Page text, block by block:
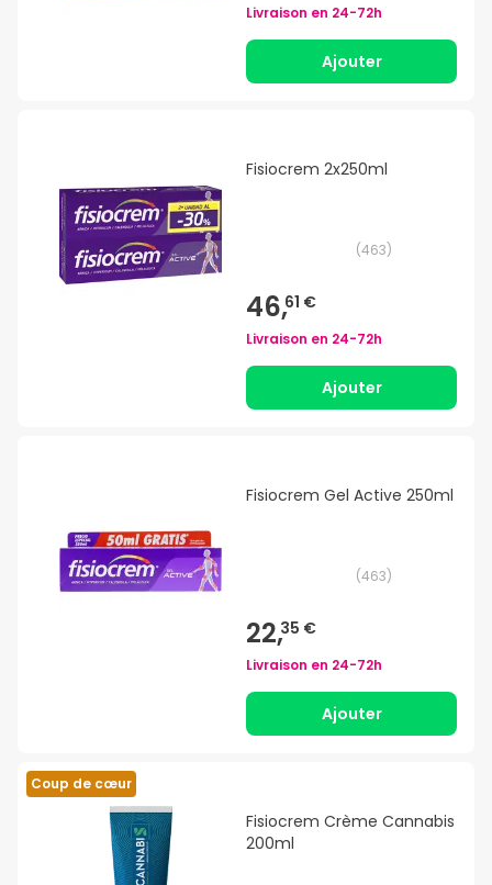
Livraison en 24-72h
Ajouter
Fisiocrem 2x250ml
(463)
46,61 €
Livraison en 24-72h
Ajouter
Fisiocrem Gel Active 250ml
(463)
22,35 €
Livraison en 24-72h
Ajouter
Coup de cœur
Fisiocrem Crème Cannabis
200ml